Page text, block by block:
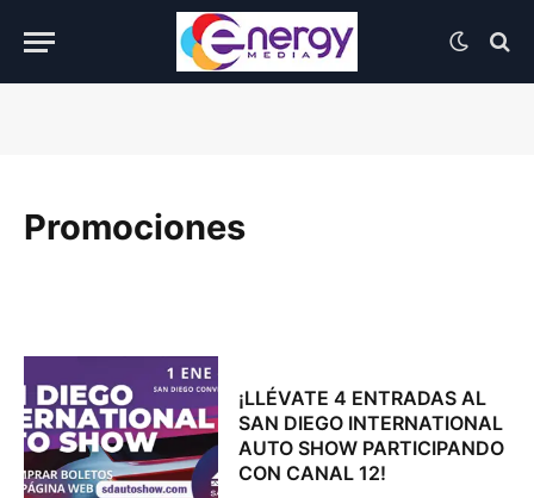
Promociones
¡LLÉVATE 4 ENTRADAS AL
SAN DIEGO INTERNATIONAL
AUTO SHOW PARTICIPANDO
CON CANAL 12!